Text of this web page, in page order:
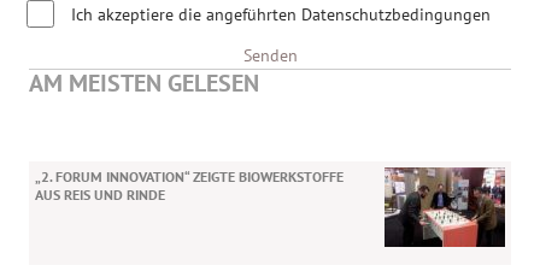
Ich akzeptiere die angeführten Datenschutzbedingungen
Senden
AM MEISTEN GELESEN
„2. FORUM INNOVATION“ ZEIGTE BIOWERKSTOFFE
AUS REIS UND RINDE